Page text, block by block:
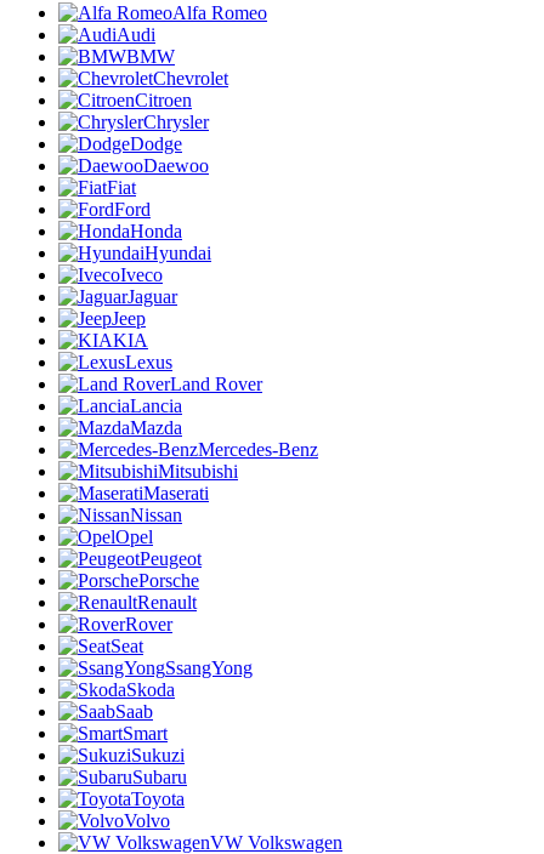
Alfa Romeo
Audi
BMW
Chevrolet
Citroen
Chrysler
Dodge
Daewoo
Fiat
Ford
Honda
Hyundai
Iveco
Jaguar
Jeep
KIA
Lexus
Land Rover
Lancia
Mazda
Mercedes-Benz
Mitsubishi
Maserati
Nissan
Opel
Peugeot
Porsche
Renault
Rover
Seat
SsangYong
Skoda
Saab
Smart
Sukuzi
Subaru
Toyota
Volvo
VW Volkswagen